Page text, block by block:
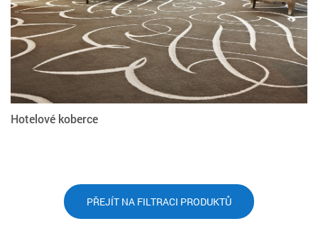
Hotelové koberce
PŘEJÍT NA FILTRACI PRODUKTŮ